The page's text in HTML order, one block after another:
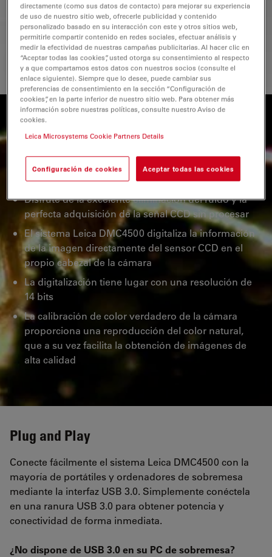
resolución SXGA de 1280 x 960 píxeles
REQUEST FOR QUOTE
La calidad de imagen excelente importa
condiciones previas para el análisis.
Disfrute de la excelente eliminación del ruido y la
perfecta adquisición de la señal CCD sin procesar
El sistema Leica DMC4500 digitaliza la información
de la imagen directamente del sensor CCD en el
propio cabezal de la cámara
La digitalización tiene lugar con una resolución de
14 bits
La calibración de color verdadero de la cámara
proporciona una reproducción del color natural,
que a su vez facilita la obtención de imágenes de
alta calidad
Plug and Play
Conecte fácilmente el sistema Leica DMC4500 con la
mayoría de portátiles y ordenadores de sobremesa
mediante la interfaz USB 3.0. Simplemente conéctela
en una ranura USB 3.0 para obtener potencia y
conectividad de forma inmediata.
¿No dispone de USB 3.0 en su PC de sobremesa?
directamente (como sus datos de contacto) para mejorar su experiencia
de uso de nuestro sitio web, ofrecerle publicidad y contenido
personalizado basado en su interacción con este y otros sitios web,
permitirle compartir contenido en redes sociales, efectuar análisis y
medir la efectividad de nuestras campañas publicitarias. Al hacer clic en
“Aceptar todas las cookies”, usted otorga su consentimiento al respecto
y a que compartamos estos datos con nuestros socios (consulte el
enlace siguiente). Siempre que lo desee, puede cambiar sus
preferencias de consentimiento en la sección “Configuración de
cookies”, en la parte inferior de nuestro sitio web. Para obtener más
información sobre nuestras políticas, consulte nuestro Aviso de
cookies.
Leica Microsystems Cookie Partners Details
Configuración de cookies Aceptar todas las cookies